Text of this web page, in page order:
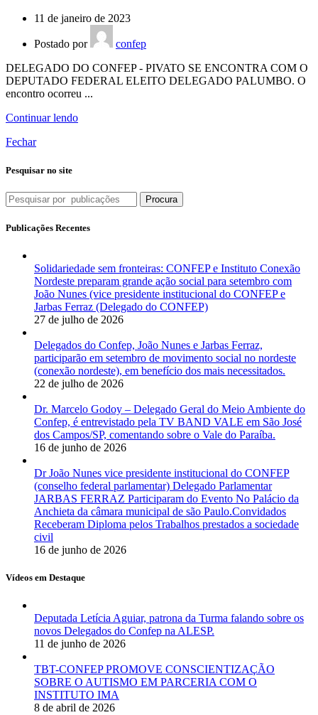
11 de janeiro de 2023
Postado por
confep
DELEGADO DO CONFEP - PIVATO SE ENCONTRA COM O
DEPUTADO FEDERAL ELEITO DELEGADO PALUMBO. O
encontro ocorreu ...
Continuar lendo
Fechar
Pesquisar no site
Procura
Publicações Recentes
Solidariedade sem fronteiras: CONFEP e Instituto Conexão
Nordeste preparam grande ação social para setembro com
João Nunes (vice presidente institucional do CONFEP e
Jarbas Ferraz (Delegado do CONFEP)
27 de julho de 2026
Delegados do Confep, João Nunes e Jarbas Ferraz,
participarão em setembro de movimento social no nordeste
(conexão nordeste), em benefício dos mais necessitados.
22 de julho de 2026
Dr. Marcelo Godoy – Delegado Geral do Meio Ambiente do
Confep, é entrevistado pela TV BAND VALE em São José
dos Campos/SP, comentando sobre o Vale do Paraíba.
16 de junho de 2026
Dr João Nunes vice presidente institucional do CONFEP
(conselho federal parlamentar) Delegado Parlamentar
JARBAS FERRAZ Participaram do Evento No Palácio da
Anchieta da câmara municipal de são Paulo.Convidados
Receberam Diploma pelos Trabalhos prestados a sociedade
civil
16 de junho de 2026
Vídeos em Destaque
Deputada Letícia Aguiar, patrona da Turma falando sobre os
novos Delegados do Confep na ALESP.
11 de junho de 2026
TBT-CONFEP PROMOVE CONSCIENTIZAÇÃO
SOBRE O AUTISMO EM PARCERIA COM O
INSTITUTO IMA
8 de abril de 2026